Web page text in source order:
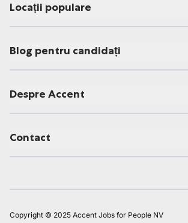
Locații populare
Blog pentru candidați
Despre Accent
Contact
Copyright © 2025 Accent Jobs for People NV